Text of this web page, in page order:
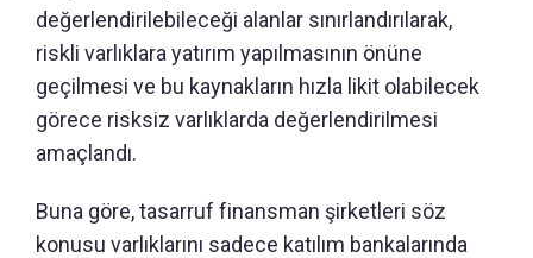
değerlendirilebileceği alanlar sınırlandırılarak,
riskli varlıklara yatırım yapılmasının önüne
geçilmesi ve bu kaynakların hızla likit olabilecek
görece risksiz varlıklarda değerlendirilmesi
amaçlandı.
Buna göre, tasarruf finansman şirketleri söz
konusu varlıklarını sadece katılım bankalarında